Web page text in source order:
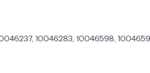
10046283, 10046598,